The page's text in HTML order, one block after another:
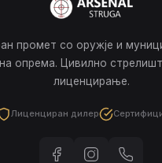
промет со оружје и
опрема. Цивилно
лиценцирање.
Лиценциран дилер